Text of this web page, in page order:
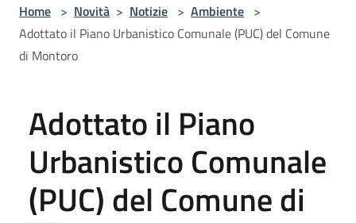
Home > Novità > Notizie > Ambiente >
Adottato il Piano Urbanistico Comunale (PUC) del Comune
di Montoro
Adottato il Piano
Urbanistico Comunale
(PUC) del Comune di